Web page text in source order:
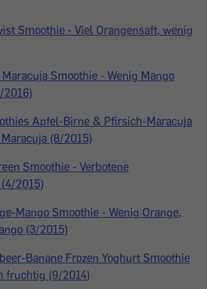
Smoothie - Viel Orangensaft, wenig
Smoothie - Wenig Mango
2016)
Apfel-Birne & Pfirsich-Maracuja
(8/2015)
Smoothie - Verbotene
2015)
Mango Smoothie - Wenig Orange,
(3/2015)
Banane Frozen Yoghurt Smoothie
fruchtig (9/2014)